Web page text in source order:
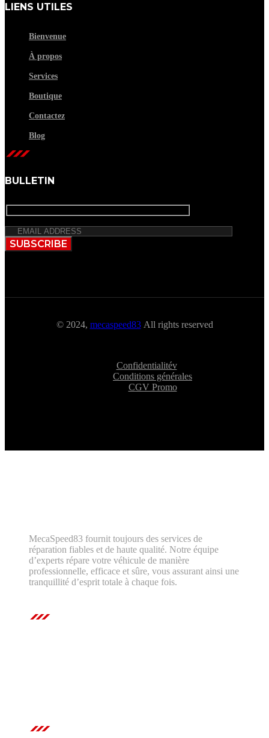
LIENS UTILES
Bienvenue
À propos
Services
Boutique
Contactez
Blog
BULLETIN
SUBSCRIBE
© 2024, mecaspeed83All rights reserved
Confidentialitév
Conditions générales
CGV Promo
MecaSpeed83 fournit toujours des services de
réparation fiables et de haute qualité. Notre équipe
d’experts répare votre véhicule de manière
professionnelle, efficace et sûre, vous assurant ainsi une
tranquillité d’esprit totale à chaque fois.